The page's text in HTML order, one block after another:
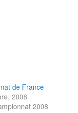
de France
2008
2008